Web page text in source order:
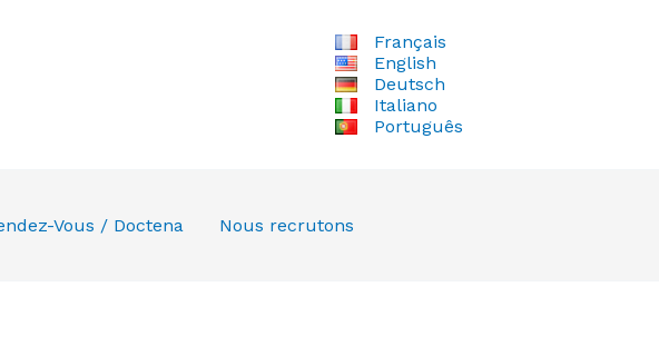
Français
English
Deutsch
Italiano
Português
Vous / Doctena Nous recrutons